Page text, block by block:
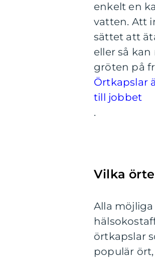
enkelt en
vatten. Att
sättet att
eller så
gröten på
Örtkapslar
till jobbet
.
Vilka
Alla
örtkapslar
populär